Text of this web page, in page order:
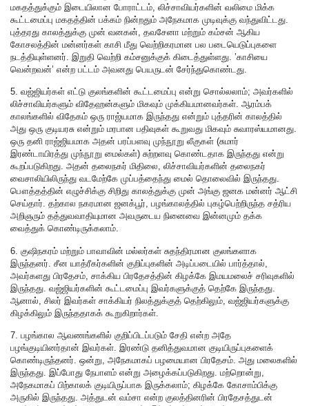
மகதத்துக்கும் இடையிலான போராட்டம், லிச்சாவியர்களின் வலிமை மிக்க
கூட்டமைப்பு மகதத்தின் பக்கம் நின்றதும் அநேகமாக முடிவுக்கு வந்துவிட்டது.
புத்தரது காலத்துக்கு முன் வனகன், தவசேனா மற்றும் கம்சன் ஆகிய
கோசலத்தின் மன்னர்கள் காசி மீது வெற்றிகரமான பல படையெடுப்புகளை
நடத்தியுள்ளனர். இறுதி வெற்றி கம்சனுக்குக் கிடைத்துள்ளது. ’காசியை
வென்றவன்’ என்ற பட்டம் அவனது பெயருடன் சேர்ந்துகொண்டது.
5. வஜ்ஜியர்கள் எட்டு குலங்களின் கூட்டமைப்பு என்று சொல்லலாம்; அவர்களில்
லிச்சாவியர்களும் விதேஹன்களும் மிகவும் முக்கியமானவர்கள். ஆரம்பக்
காலங்களில் விதேகம் ஒரு ராஜ்யமாக இருந்தது என்றும் புத்தரின் காலத்தில்
அது ஒரு குடியரசு என்றும் மரபான பதிவுகள் கூறுவது மிகவும் சுவாரஸ்யமானது.
ஒரு தனி ராஜ்ஜியமாக அதன் பரப்பளவு முந்நூறு லீகுகள் (சுமார்
இரண்டாயிரத்து முந்நூறு மைல்கள்) சுற்றளவு கொண்டதாக இருந்தது என்று
கூறப்படுகிறது. அதன் தலைநகர் மிதிலை, லிச்சாவியர்களின் தலைநகர்
வைசாலியிலிருந்து வடமேற்கே முப்பத்தைந்து மைல் தொலைவில் இருந்தது.
பௌத்தத்தின் எழுச்சிக்கு சிறிது காலத்துக்கு முன் அங்கு ஜனக மன்னர் ஆட்சி
செய்தார். தற்கால நகரமான ஜனக்பூர், பழங்காலத்தில் புகழ்பெற்றிருந்த சத்ரிய
அறிஞரும் தத்துவவாதியுமான அவருடைய நினைவை இன்னமும் தக்க
வைத்துக் கொண்டிருக்கலாம்.
6. குஷிநகரம் மற்றும் பாவாவின் மல்லர்கள் சுதந்திரமான குலங்களாக
இருந்தனர். சீன யாத்ரீகர்களின் குறிப்புகளின் அடிப்படையில் பார்த்தால்,
அவர்களது பிரதேசம், சாக்கிய பிரதேசத்தின் கிழக்கே இமயமலைச் சரிவுகளில்
இருந்தது. வஜ்ஜியர்களின் கூட்டமைப்பு இவர்களுக்குத் தெற்கே இருந்தது.
ஆனால், சிலர் இவர்கள் சாக்கியர் நிலத்துக்குத் தெற்கிலும், வஜ்ஜியர்களுக்கு
கிழக்கிலும் இருந்ததாகக் கூறுகிறார்கள்.
7. பழங்கால ஆவணங்களில் குறிப்பிடப்படும் சேதி என்ற அதே
பழங்குடியினர்தான் இவர்கள். இரண்டு தனித்துவமான குடியிருப்புகளைக்
கொண்டிருந்தனர். ஒன்று, அநேகமாகப் பழமையான பிரதேசம். அது மலைகளில்
இருந்தது. இப்போது நேபாளம் என்று அழைக்கப்படுகிறது. மற்றொன்று,
அநேகமாகப் பிற்காலக் குடியிருப்பாக இருக்கலாம்; கிழக்கே கோசாம்பிக்கு
அருகில் இருந்தது. அத்துடன் வம்சா என்ற குலத்தினரின் பிரதேசத்துடன்